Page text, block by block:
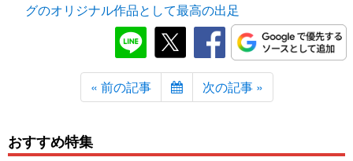
グのオリジナル作品として最高の出足
« 前の記事 次の記事 »
おすすめ特集